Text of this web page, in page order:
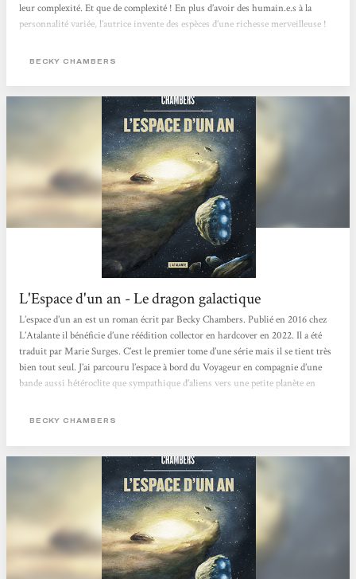
leur complexité. Et que de complexité ! En plus d’avoir des humain.e.s à la
personnalité variée, l’autrice invente des espèces d’une richesse merveilleuse !
se retrouve dans un récit que je qualifierais presque de contemplatif, parce...
BECKY CHAMBERS
L'Espace d'un an - Le dragon galactique
L’espace d’un an est un roman écrit par Becky Chambers. Publié en 2016 chez
L’Atalante il bénéficie d’une réédition collector en hardcover en 2022. Il a été
traduit par Marie Surges. C’est le premier tome d’une série mais il se tient très
bien tout seul. J’ai parcouru l’espace à bord du Voyageur en compagnie d’une
bande aussi hétéroclite que sympathique d’aliens vers une petite planète en
Voyageur est un vaisseau spatial dit «tunnelier» , c’est-à-dire...
BECKY CHAMBERS